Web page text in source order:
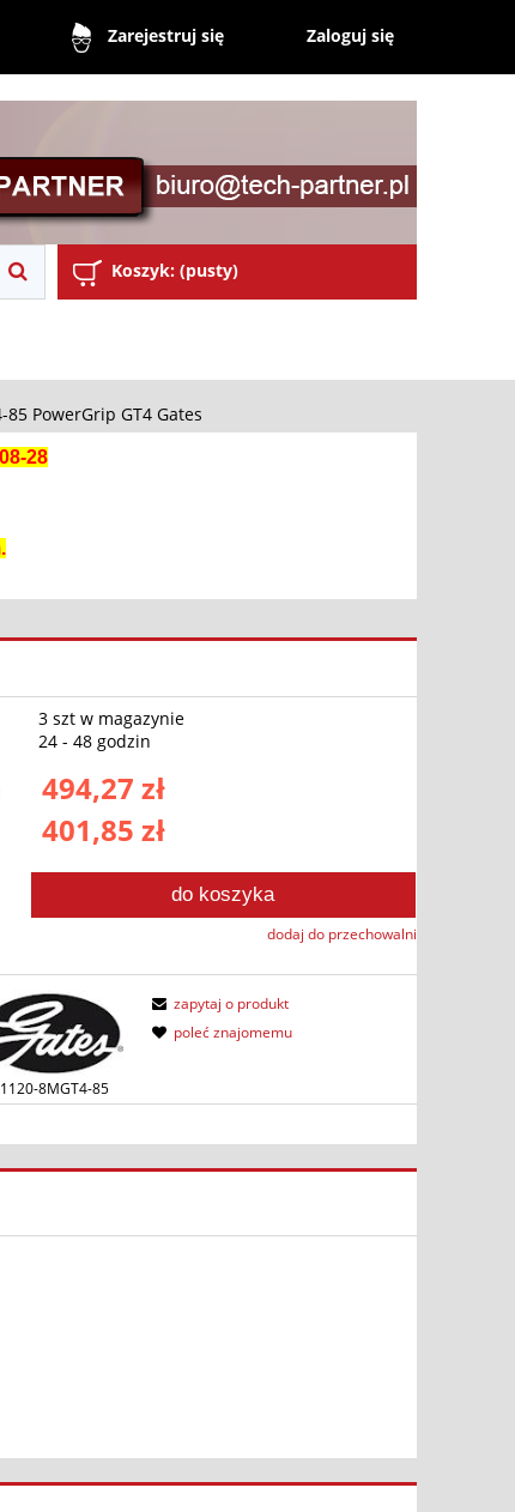
Zarejestruj się Zaloguj się
Koszyk: (pusty)
85 PowerGrip GT4 Gates
28
3 szt w magazynie
24 - 48 godzin
494,27 zł
401,85 zł
do koszyka
dodaj do przechowalni
1120-8MGT4-85
zapytaj o produkt
poleć znajomemu